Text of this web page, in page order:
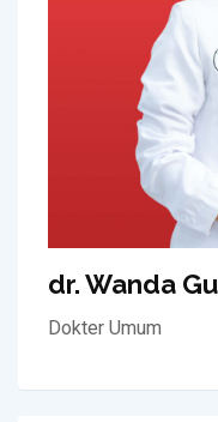
dr. Wanda
Dokter Umum